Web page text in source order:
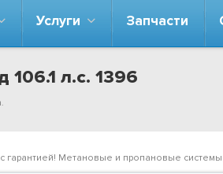
Услуги Запчасти
106.1 л.с. 1396
гарантией! Метановые и пропановые системы